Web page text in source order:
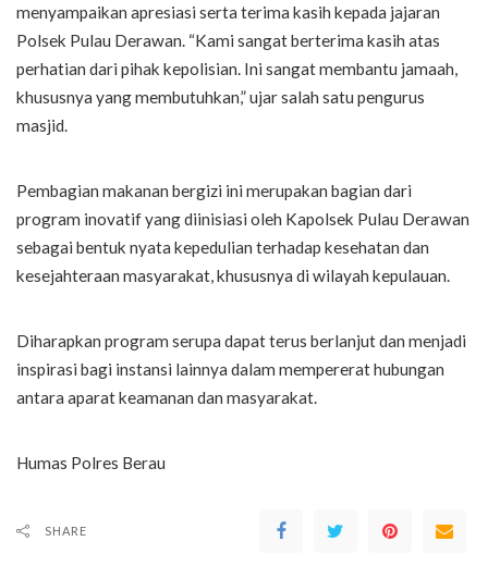
menyampaikan apresiasi serta terima kasih kepada jajaran
Polsek Pulau Derawan. “Kami sangat berterima kasih atas
perhatian dari pihak kepolisian. Ini sangat membantu jamaah,
khususnya yang membutuhkan,” ujar salah satu pengurus
masjid.
Pembagian makanan bergizi ini merupakan bagian dari
program inovatif yang diinisiasi oleh Kapolsek Pulau Derawan
sebagai bentuk nyata kepedulian terhadap kesehatan dan
kesejahteraan masyarakat, khususnya di wilayah kepulauan.
Diharapkan program serupa dapat terus berlanjut dan menjadi
inspirasi bagi instansi lainnya dalam mempererat hubungan
antara aparat keamanan dan masyarakat.
Humas Polres Berau
SHARE